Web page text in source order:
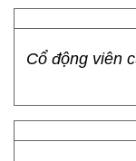
Nhiều bạn trẻ